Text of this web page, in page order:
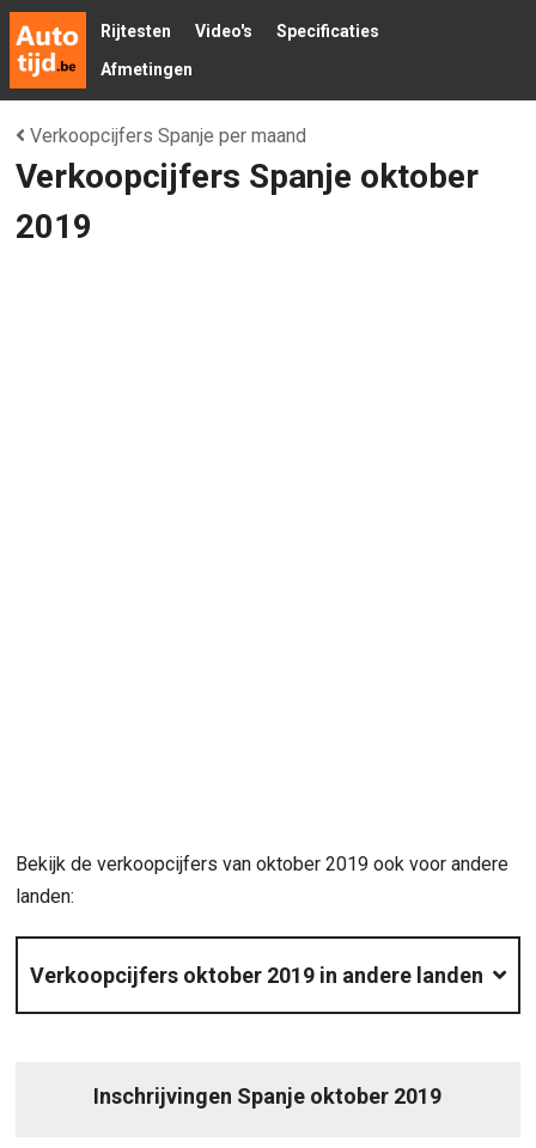
Rijtesten Video's
Specificaties
Afmetingen
Verkoopcijfers Spanje per maand
Verkoopcijfers Spanje oktober
2019
Bekijk de verkoopcijfers van oktober 2019 ook voor andere
landen:
Verkoopcijfers oktober 2019 in andere landen
Inschrijvingen Spanje oktober 2019